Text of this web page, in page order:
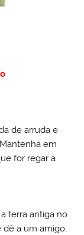
de arruda e
em
for regar a
terra antiga no
dê a um amigo,